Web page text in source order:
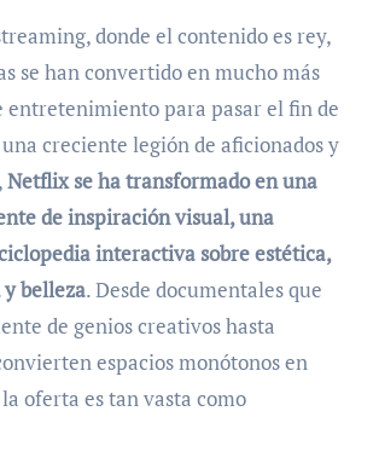
se han convertido en mucho más
entretenimiento para pasar el fin de
creciente legión de aficionados y
Netflix se ha transformado en una
de inspiración visual, una
interactiva sobre estética,
belleza. Desde documentales que
de genios creativos hasta
espacios monótonos en
oferta es tan vasta como